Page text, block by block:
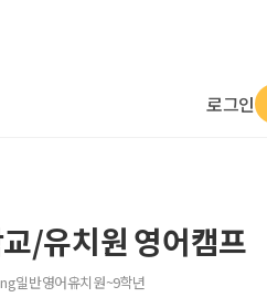
로그인
/유치원 영어캠프
일반영어유치원~9학년